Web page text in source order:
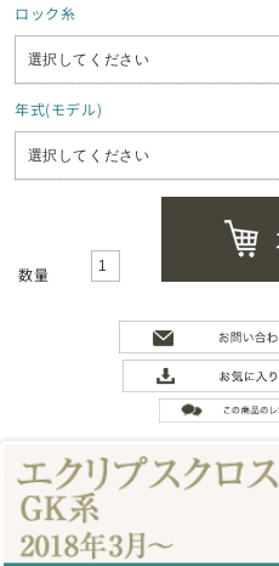
ロック糸
年式(モデル)
数量